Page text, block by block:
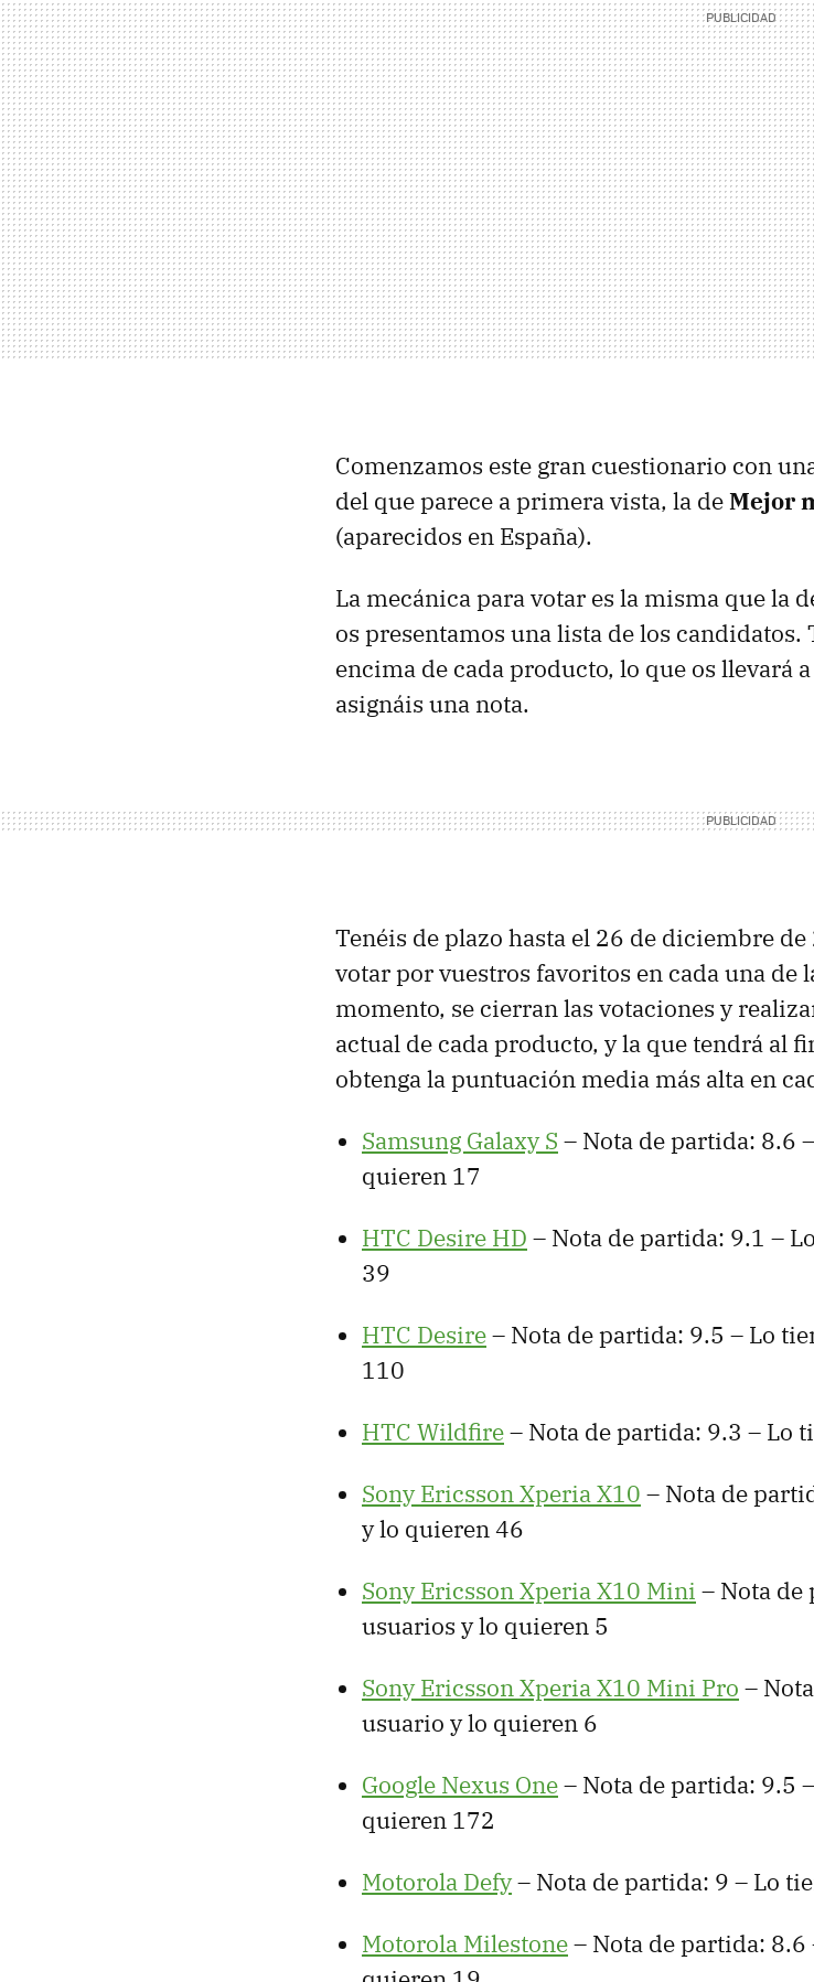
Comenzamos este gran cuestionario con
del que parece a primera vista, la deMejor
(aparecidos en España).
La mecánica para votar es la misma que la
os presentamos una lista de los
encima de cada producto, lo que os llevará
asignáis una nota.
Tenéis de plazo hasta el 26 de diciembre
votar por vuestros favoritos en cada una de
momento, se cierran las votaciones y
actual de cada producto, y la que tendrá al
obtenga la puntuación media más alta en
Samsung Galaxy S – Nota de partida: 8.6
quieren 17
HTC Desire HD – Nota de partida: 9.1 –
39
HTC Desire– Nota de partida: 9.5 – Lo
110
HTC Wildfire– Nota de partida: 9.3 – Lo
Sony Ericsson Xperia X10 – Nota de
y lo quieren 46
Sony Ericsson Xperia X10 Mini – Nota de
usuarios y lo quieren 5
Sony Ericsson Xperia X10 Mini Pro –
usuario y lo quieren 6
Google Nexus One– Nota de partida: 9.5
quieren 172
Motorola Defy– Nota de partida: 9 – Lo
Motorola Milestone– Nota de partida: